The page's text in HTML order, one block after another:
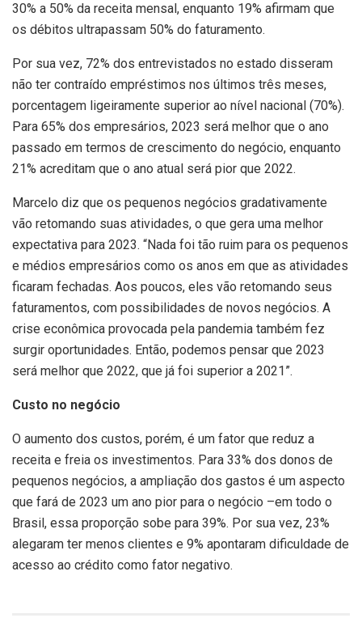
30% a 50% da receita mensal, enquanto 19% afirmam que
os débitos ultrapassam 50% do faturamento.
Por sua vez, 72% dos entrevistados no estado disseram
não ter contraído empréstimos nos últimos três meses,
porcentagem ligeiramente superior ao nível nacional (70%).
Para 65% dos empresários, 2023 será melhor que o ano
passado em termos de crescimento do negócio, enquanto
21% acreditam que o ano atual será pior que 2022.
Marcelo diz que os pequenos negócios gradativamente
vão retomando suas atividades, o que gera uma melhor
expectativa para 2023. “Nada foi tão ruim para os pequenos
e médios empresários como os anos em que as atividades
ficaram fechadas. Aos poucos, eles vão retomando seus
faturamentos, com possibilidades de novos negócios. A
crise econômica provocada pela pandemia também fez
surgir oportunidades. Então, podemos pensar que 2023
será melhor que 2022, que já foi superior a 2021”.
Custo no negócio
O aumento dos custos, porém, é um fator que reduz a
receita e freia os investimentos. Para 33% dos donos de
pequenos negócios, a ampliação dos gastos é um aspecto
que fará de 2023 um ano pior para o negócio –em todo o
Brasil, essa proporção sobe para 39%. Por sua vez, 23%
alegaram ter menos clientes e 9% apontaram dificuldade de
acesso ao crédito como fator negativo.